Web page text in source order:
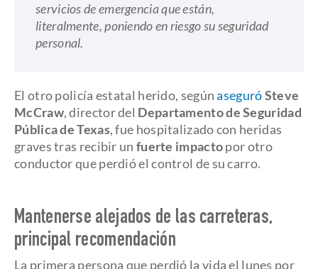
servicios de emergencia que están,
literalmente, poniendo en riesgo su seguridad
personal.
El otro policía estatal herido, segúnaseguróSteve
McCraw, director del Departamento de Seguridad
Pública de Texas, fue hospitalizado con heridas
graves tras recibir un fuerte impactopor otro
conductor que perdió el control de su carro.
Mantenerse alejados de las carreteras,
principal recomendación
La primera persona que perdió la vida el lunes por